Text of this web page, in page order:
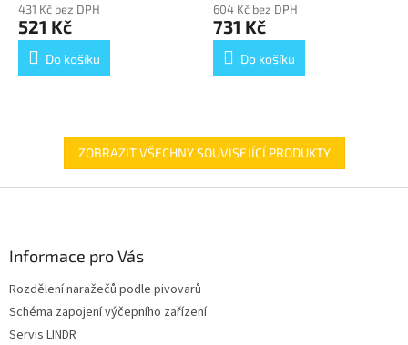
produktu
je
5,0
431 Kč bez DPH
521 Kč
Do košíku
produktu
je
5,0
604 Kč bez DPH
731 Kč
Do košíku
ZOBRAZIT VŠECHNY SOUVISEJÍCÍ PRODUKTY
Informace pro Vás
Rozdělení naražečů podle pivovarů
Schéma zapojení výčepního zařízení
Servis LINDR